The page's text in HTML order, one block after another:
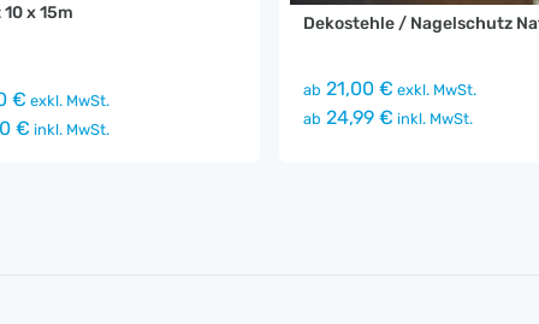
x 15m
€ exkl. MwSt.
€ inkl. MwSt.
Dekostehle / Nagelschutz
ab 21,00 € exkl. MwSt.
ab 24,99 € inkl. MwSt.